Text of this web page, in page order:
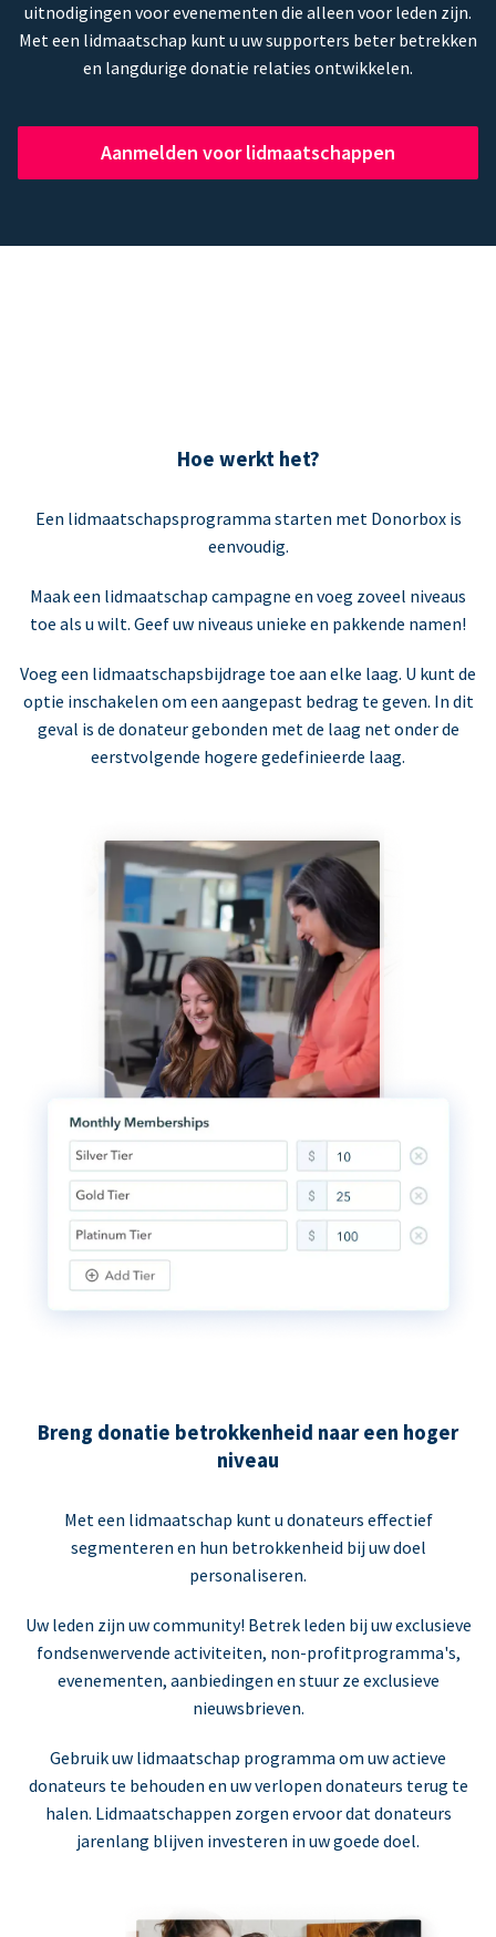
uitnodigingen voor evenementen die alleen voor leden zijn.
Met een lidmaatschap kunt u uw supporters beter betrekken
en langdurige donatie relaties ontwikkelen.
Aanmelden voor lidmaatschappen
Hoe werkt het?
Een lidmaatschapsprogramma starten met Donorbox is
eenvoudig.
Maak een lidmaatschap campagne en voeg zoveel niveaus
toe als u wilt. Geef uw niveaus unieke en pakkende namen!
Voeg een lidmaatschapsbijdrage toe aan elke laag. U kunt de
optie inschakelen om een aangepast bedrag te geven. In dit
geval is de donateur gebonden met de laag net onder de
eerstvolgende hogere gedefinieerde laag.
Breng donatie betrokkenheid naar een hoger
niveau
Met een lidmaatschap kunt u donateurs effectief
segmenteren en hun betrokkenheid bij uw doel
personaliseren.
Uw leden zijn uw community! Betrek leden bij uw exclusieve
fondsenwervende activiteiten, non-profitprogramma's,
evenementen, aanbiedingen en stuur ze exclusieve
nieuwsbrieven.
Gebruik uw lidmaatschap programma om uw actieve
donateurs te behouden en uw verlopen donateurs terug te
halen. Lidmaatschappen zorgen ervoor dat donateurs
jarenlang blijven investeren in uw goede doel.